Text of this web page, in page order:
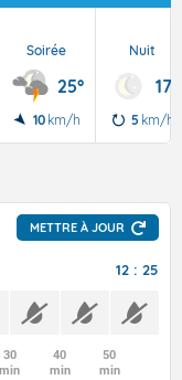
Soirée
25°
10 km/h
Nuit
17°
5 km/h
METTRE À JOUR
12 : 25
30
min
40
min
50
min